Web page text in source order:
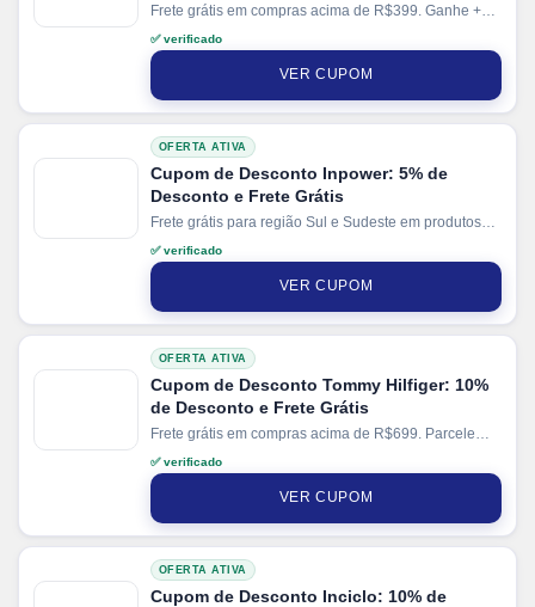
Frete grátis em compras acima de R$399. Ganhe +
2% de desconto em pagamentos via PIX.
✅ verificado
VER CUPOM
OFERTA ATIVA
Cupom de Desconto Inpower: 5% de
Desconto e Frete Grátis
Frete grátis para região Sul e Sudeste em produtos
selecionados. Parcele suas compras em até 12x sem
juros no cartão. Ganhe + 15% de desconto em
pagamentos via PIX.
✅ verificado
VER CUPOM
OFERTA ATIVA
Cupom de Desconto Tommy Hilfiger: 10%
de Desconto e Frete Grátis
Frete grátis em compras acima de R$699. Parcele
suas compras em até 10x sem juros.
✅ verificado
VER CUPOM
OFERTA ATIVA
Cupom de Desconto Inciclo: 10% de